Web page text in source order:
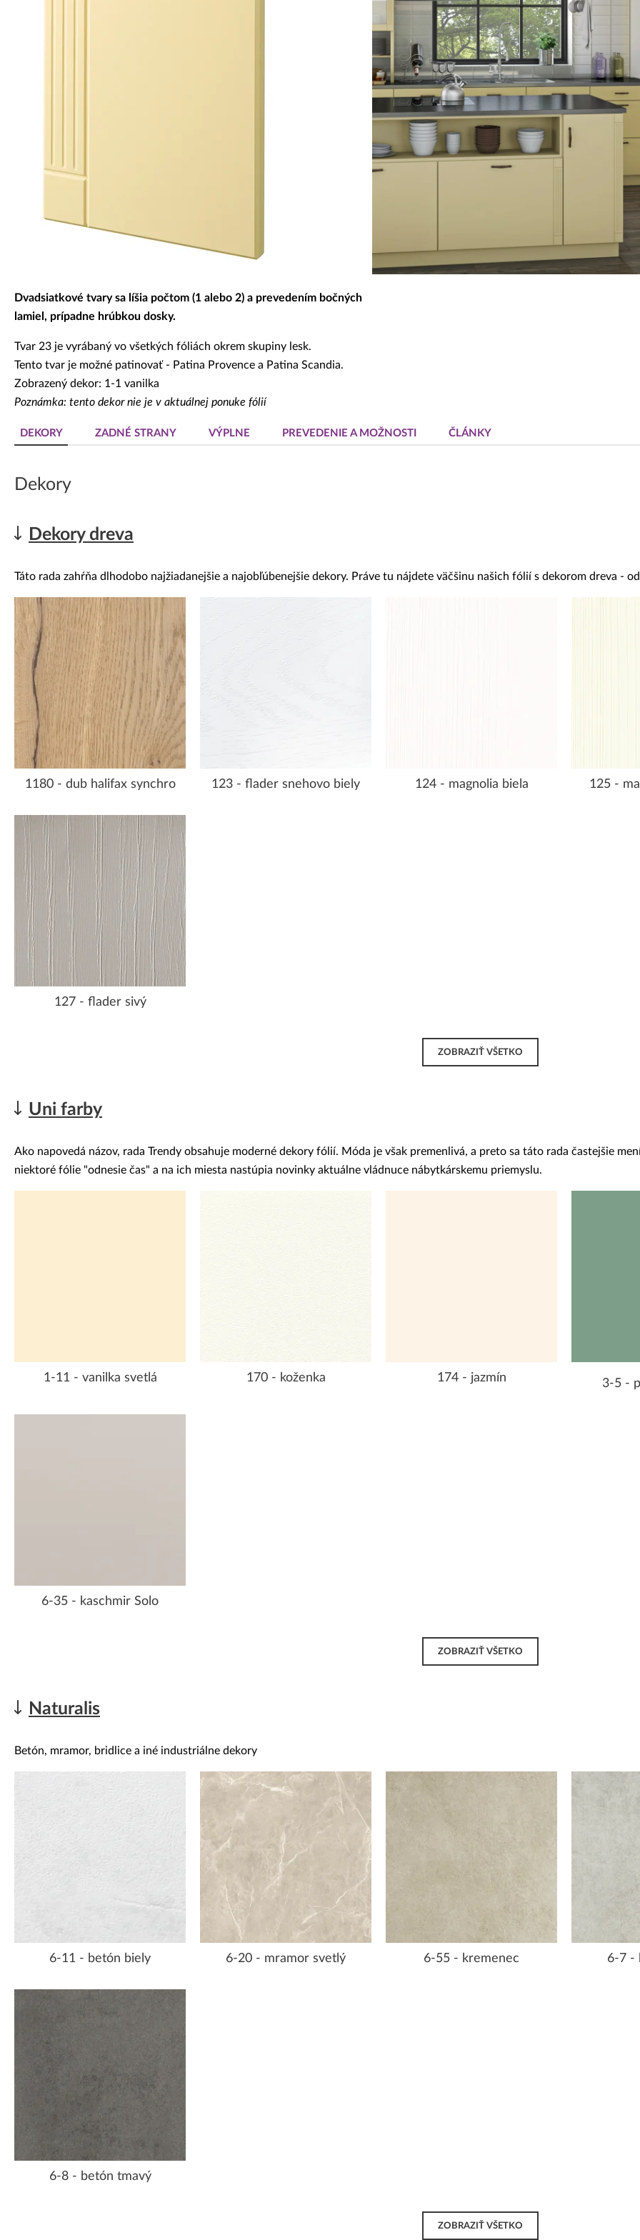
Dvadsiatkové tvary sa líšia počtom (1 alebo 2) a prevedením bočných
lamiel, prípadne hrúbkou dosky.
Tvar 23 je vyrábaný vo všetkých fóliách okrem skupiny lesk.
Tento tvar je možné patinovať - Patina Provence a Patina Scandia.
Zobrazený dekor: 1-1 vanilka
Poznámka: tento dekor nie je v aktuálnej ponuke fólií
DEKORY ZADNÉ STRANY VÝPLNE PREVEDENIE A MOŽNOSTI ČLÁNKY
Dekory
Dekory dreva
Táto rada zahŕňa dlhodobo najžiadanejšie a najobľúbenejšie dekory. Práve tu nájdete väčšinu našich fólií s dekorom dreva -
1180 - dub halifax synchro 123 - flader snehovo biely 124 - magnolia biela 125 -
127 - flader sivý
ZOBRAZIŤ VŠETKO
Uni farby
Ako napovedá názov, rada Trendy obsahuje moderné dekory fólií. Móda je však premenlivá, a preto sa táto rada častejšie
niektoré fólie "odnesie čas" a na ich miesta nastúpia novinky aktuálne vládnuce nábytkárskemu priemyslu.
1-11 - vanilka svetlá 170 - koženka 174 - jazmín 3-5 -
6-35 - kaschmir Solo
ZOBRAZIŤ VŠETKO
Naturalis
Betón, mramor, bridlice a iné industriálne dekory
6-11 - betón biely 6-20 - mramor svetlý 6-55 - kremenec 6-7 -
6-8 - betón tmavý
ZOBRAZIŤ VŠETKO